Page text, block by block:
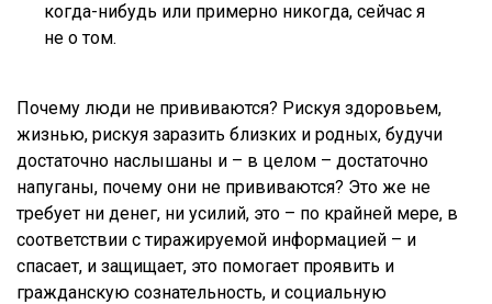
когда-нибудь или примерно никогда, сейчас я
не о том.
Почему люди не прививаются? Рискуя здоровьем,
жизнью, рискуя заразить близких и родных, будучи
достаточно наслышаны и – в целом – достаточно
напуганы, почему они не прививаются? Это же не
требует ни денег, ни усилий, это – по крайней мере, в
соответствии с тиражируемой информацией – и
спасает, и защищает, это помогает проявить и
гражданскую сознательность, и социальную